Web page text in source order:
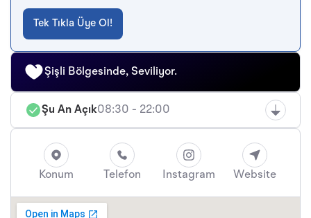
Tek Tıkla Üye Ol!
Şişli Bölgesinde, Seviliyor.
Şu An Açık08:30 - 22:00
Konum Telefon Instagram Website